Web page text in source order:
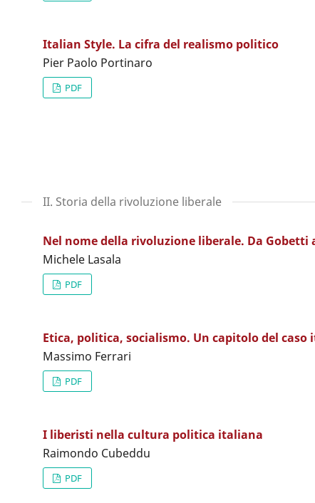
Italian Style. La cifra del realismo politico
Pier Paolo Portinaro
PDF
II. Storia della rivoluzione liberale
Nel nome della rivoluzione liberale. Da Gobetti
Michele Lasala
PDF
Etica, politica, socialismo. Un capitolo del caso
Massimo Ferrari
PDF
I liberisti nella cultura politica italiana
Raimondo Cubeddu
PDF